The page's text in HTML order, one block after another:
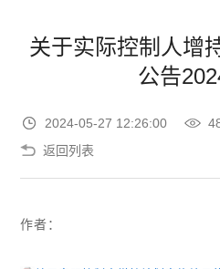
关于实际控制人增
公告
2024-05-27 12:26:00
返回列表
作者：